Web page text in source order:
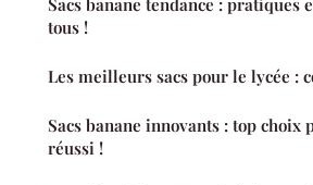
Sacs banane tendance : pratiques
tous !
Les meilleurs sacs pour le lycée :
Sacs banane innovants : top choix
réussi !